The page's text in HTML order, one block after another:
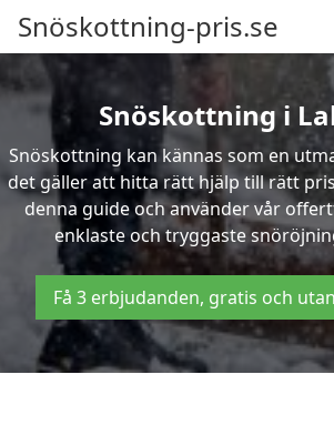
Snöskottning-pris.se
Snöskottning i
Snöskottning kan kännas som en
det gäller att hitta rätt hjälp till rätt
denna guide och använder vår
enklaste och tryggaste
Få 3 erbjudanden, gratis och